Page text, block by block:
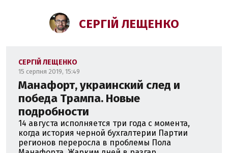
СЕРГІЙ ЛЕЩЕНКО
СЕРГІЙ ЛЕЩЕНКО
15 серпня 2019, 15:49
Манафорт, украинский след и
победа Трампа. Новые
подробности
14 августа исполняется три года с момента,
когда история черной бухгалтерии Партии
регионов переросла в проблемы Пола